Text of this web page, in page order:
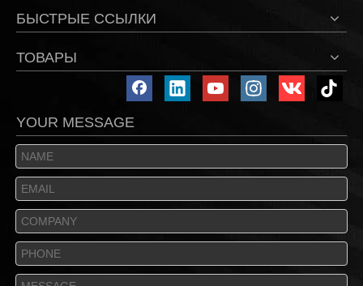
БЫСТРЫЕ ССЫЛКИ
ТОВАРЫ
YOUR MESSAGE